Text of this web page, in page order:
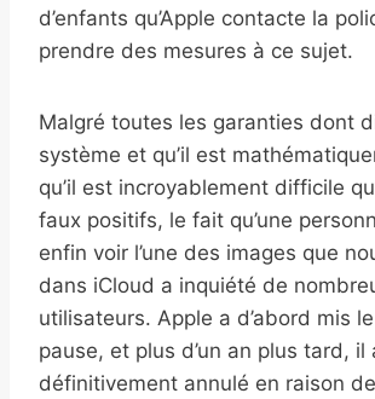
d’enfants qu’Apple contacte la
prendre des mesures à ce sujet.
Malgré toutes les garanties dont
système et qu’il est
qu’il est incroyablement difficile
faux positifs, le fait qu’une
enfin voir l’une des images que
dans iCloud a inquiété de
utilisateurs. Apple a d’abord mis
pause, et plus d’un an plus tard, il
définitivement annulé en raison